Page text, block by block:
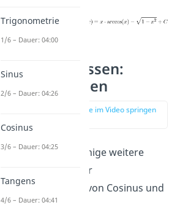
Expertenwissen:
Eigenschaften
zur Stelle im Video springen
Schau dir noch einige weitere
der
Umkehrfunktion von Cosinus und
Sinus an:
Trigonometrie
1/6 – Dauer: 04:00
Sinus
2/6 – Dauer: 04:26
Cosinus
3/6 – Dauer: 04:25
Tangens
4/6 – Dauer: 04:41